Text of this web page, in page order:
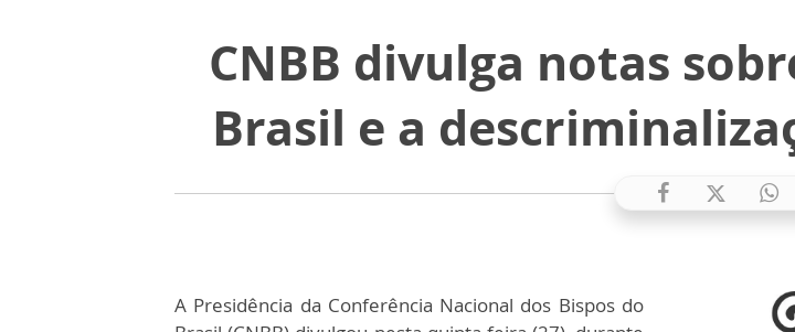
CNBB divulga notas
Brasil e a
A Presidência da Conferência Nacional dos Bispos do